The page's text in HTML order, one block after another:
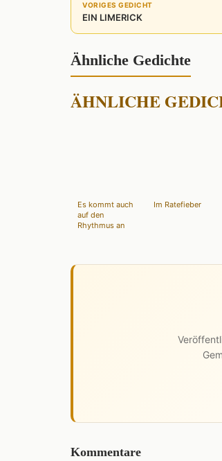
VORIGES GEDICHT
EIN LIMERICK
Ähnliche Gedichte
ÄHNLICHE
Es kommt auch
auf den
Rhythmus an
Im Ratefieber
Kommentare